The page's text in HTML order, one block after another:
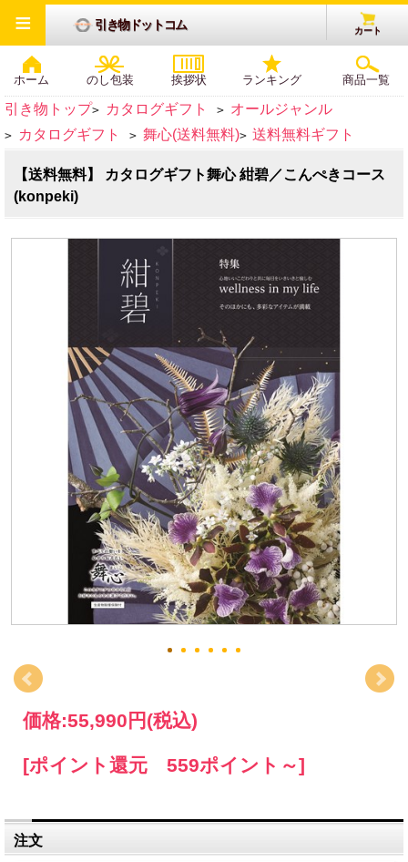
引き物ドットコム カート
ホーム のし包装 挨拶状 ランキング 商品一覧
≡
引き物トップ> カタログギフト > オールジャンル
> カタログギフト > 舞心(送料無料)> 送料無料ギフト
【送料無料】 カタログギフト舞心 紺碧／こんぺきコース
(konpeki)
価格:55,990円 (税込)
[ポイント還元 559ポイント～]
注文